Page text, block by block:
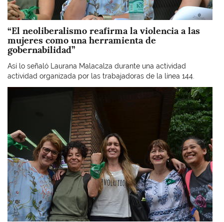
“El neoliberalismo reafirma la violencia a las
mujeres como una herramienta de
gobernabilidad”
Así lo señaló Laurana Malacalza durante una actividad
actividad organizada por las trabajadoras de la línea 144.